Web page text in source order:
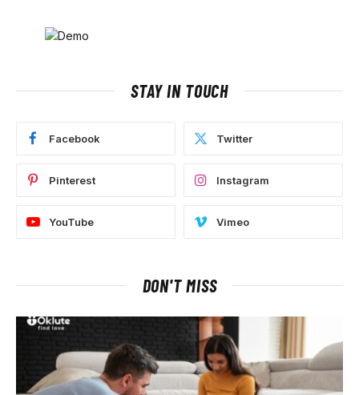
STAY IN TOUCH
Facebook Twitter
Pinterest Instagram
YouTube Vimeo
DON'T MISS